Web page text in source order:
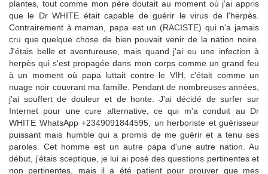
plantes, tout comme mon père doutait au moment où j'ai appris
que le Dr WHITE était capable de guérir le virus de l'herpès.
Contrairement à maman, papa est un (RACISTE) qui n'a jamais
cru que quelque chose de bien pouvait venir de la nation noire.
J'étais belle et aventureuse, mais quand j'ai eu une infection à
herpès qui s'est propagée dans mon corps comme un grand feu
à un moment où papa luttait contre le VIH, c'était comme un
nuage noir couvrant ma famille. Pendant de nombreuses années,
j'ai souffert de douleur et de honte. J'ai décidé de surfer sur
Internet pour une cure alternative, ce qui m'a conduit au Dr
WHITE WhatsApp +2349091844595, un herboriste et guérisseur
puissant mais humble qui a promis de me guérir et a tenu ses
paroles. Cet homme est un autre papa d'une autre nation. Au
début, j'étais sceptique, je lui ai posé des questions pertinentes et
non pertinentes, mais il a été patient pour prouver que mes